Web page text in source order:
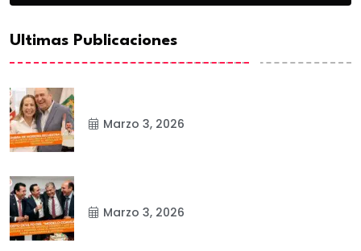
Ultimas Publicaciones
Marzo 3, 2026
Marzo 3, 2026